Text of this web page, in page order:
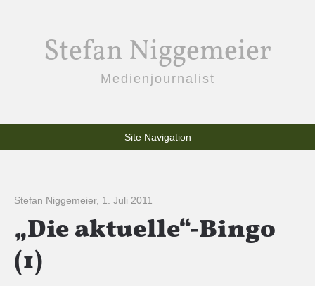
Stefan Niggemeier
Medienjournalist
Site Navigation
Stefan Niggemeier, 1. Juli 2011
„Die aktuelle“-Bingo
(1)